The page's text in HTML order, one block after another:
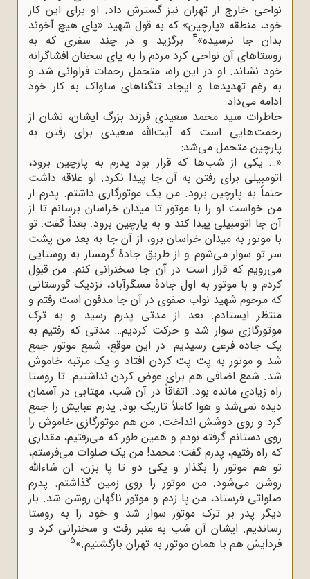
نواحی خارج از تهران نیز گسترش داد. او برای این کار
خود، منطقه «پارچین» که به قول شهید «پای هیچ آخوند
بدان جا نرسیده»4
برگزید و در چند سفری که به
روستاهای آن نواحی کرد مردم را به پای سخنان افشاگرانه
خود نشاند. او در این راه، متحمل زحمات فراوانی شد و
به رغم تهدیدها و ایجاد تنگناهای ساواک به کار خود
ادامه می‌داد.
خاطرات سید محمد سعیدی فرزند بزرگ ایشان، نشان از
زحمت‌هایی است که آیت‌الله سعیدی برای رفتن به
پارچین متحمل می‌شد:
«… یکی از شب‌ها که قرار بود پدرم به پارچین برود،
اتومبیلی برای رفتن به آن جا پیدا نکرد. او علاقه داشت
حتماً به پارچین برود. من یک موتورگازی داشتم. پدرم از
من خواست او را با موتور تا میدان خراسان برسانم تا از
آن جا اتومبیلی پیدا کند و به پارچین برود. بعداً گفت: تو
با موتور به میدان خراسان برو، از آن جا به بعد من پشت
سر تو سوار می‌شوم و از طریق جادۀ گرمسار به روستایی
می‌رویم که قرار است در آن جا سخنرانی کنم. من قبول
کردم و با موتور به اول جادۀ مسگرآباد، نزدیک گورستانی
که مرحوم شهید نواب صفوی در آن جا مدفون است رفتم و
منتظر ایستادم. بعد از مدتی پدرم رسید و به ترک
موتورگازی سوار شد و حرکت کردیم… مدتی که رفتیم به
یک جاده فرعی رسیدیم. در این موقع، شمع موتور جمع
شد و موتور به پت پت کردن افتاد و یک مرتبه خاموش
شد. شمع اضافی هم برای عوض کردن نداشتیم. تا روستا
راه زیادی مانده بود. اتفاقاً در آن شب، مهتابی در آسمان
دیده نمی‌شد و هوا کاملاً تاریک بود. پدرم عبایش را جمع
کرد و روی دوشش انداخت. من هم موتورگازی خاموش را
روی دستانم گرفته بودم و همین طور که می‌رفتیم، مقداری
که راه رفتیم، پدرم گفت: محمد! من یک صلوات می‌فرستم،
تو هم موتور را بگذار و یکی دو تا پا بزن، ان‌ شاء‌الله
روشن می‌شود. من موتور را روی زمین گذاشتم. پدرم
صلواتی فرستاد، من پا زدم و موتور ناگهان روشن شد. بار
دیگر پدر بر ترک موتور سوار شد و خود را به روستا
رساندیم. ایشان آن شب به منبر رفت و سخنرانی کرد و
فردایش هم با همان موتور به تهران بازگشتیم.»5